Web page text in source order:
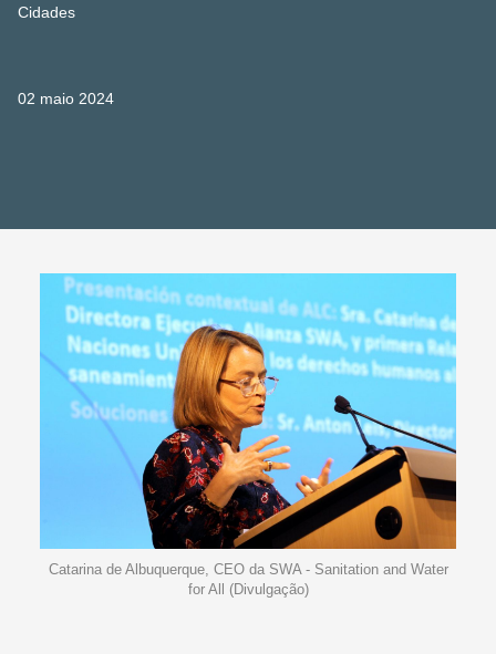
Cidades
02 maio 2024
Catarina de Albuquerque, CEO da SWA - Sanitation and Water
for All (Divulgação)